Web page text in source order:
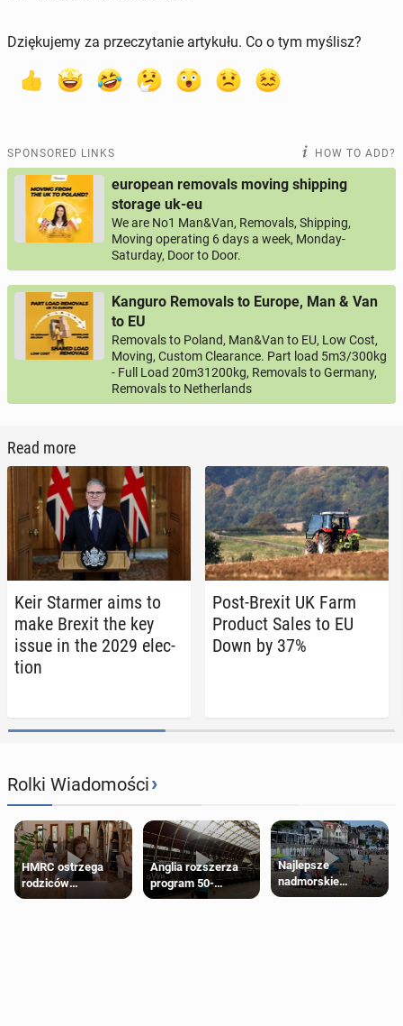
Dziękujemy za przeczytanie artykułu. Co o tym myślisz?
SPONSORED LINKS HOW TO ADD?
european removals moving shipping
storage uk-eu
We are No1 Man&Van, Removals, Shipping,
Moving operating 6 days a week, Monday-
Saturday, Door to Door.
Kanguro Removals to Europe, Man & Van
to EU
Removals to Poland, Man&Van to EU, Low Cost,
Moving, Custom Clearance. Part load 5m3/300kg
- Full Load 20m31200kg, Removals to Germany,
Removals to Netherlands
Read more
Keir Starmer aims to
make Brexit the key
issue in the 2029 elec­
tion
Post-Brexit UK Farm
Product Sales to EU
Down by 37%
Rolki Wiadomości›
HMRC ostrzega
rodziców
pobierających Child
Anglia rozszerza
program 50-
procentowych
Najlepsze
nadmorskie
miasteczko blisko